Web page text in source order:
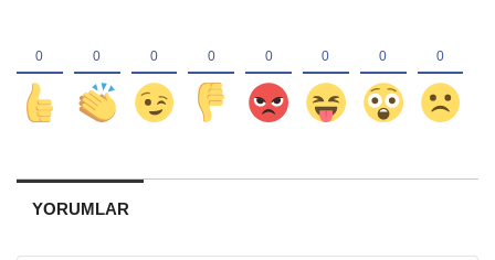
YORUMLAR